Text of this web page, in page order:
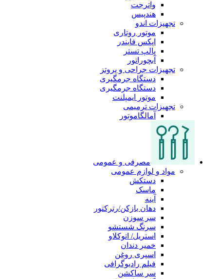
واترجت
هندپیس
تجهیزات اندو
موتور روتاری
اپکس فایندر
پالپ تستر
آبچوراتور
تجهیزات جراحی و پروتز
دستگاه جرمگیری
دستگاه جرمگیری
موتور ایمپلنت
تجهیزات ترمیمی
آمالگاموتور
مصرفی و عمومی
مواد و لوازم عمومی
دستکش
ماسک
آینه
دهان بازکن/رترکتور
سر سوزن
سرنگ شستشو
استریل/ اتوکلاو
خمیر دندان
اسپری روغن
فیلم رادیوگرافی
سر ساکشن